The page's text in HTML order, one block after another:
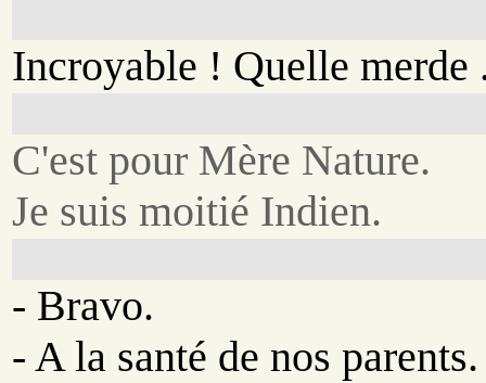
Incroyable ! Quelle merde
C'est pour Mère Nature.
Je suis moitié Indien.
- Bravo.
- A la santé de nos parents.